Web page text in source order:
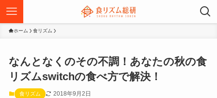
ホーム 食リズム
なんとなくのその不調！あなたの秋の食
リズムswitchの食べ方で解決！
食リズム 2018年9月2日